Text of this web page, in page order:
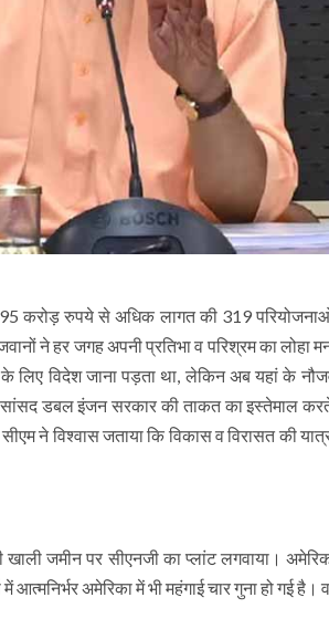
करोड़ रुपये से अधिक लागत की 319
ने हर जगह अपनी प्रतिभा व परिश्रम का लोहा
विदेश जाना पड़ता था, लेकिन अब यहां के
डबल इंजन सरकार की ताकत का इस्तेमाल
ने विश्वास जताया कि विकास व विरासत की
खाली जमीन पर सीएनजी का प्लांट लगवाया।
अमेरिका में भी महंगाई चार गुना हो गई